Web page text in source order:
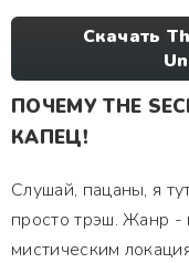
Скачать
ПОЧЕМУ THE
КАПЕЦ!
Слушай, пацаны, я
просто трэш. Жанр -
мистическим